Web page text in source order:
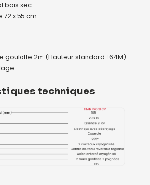
bois sec
72 x 55 cm
goulotte 2m (Hauteur standard 1.64M)
techniques